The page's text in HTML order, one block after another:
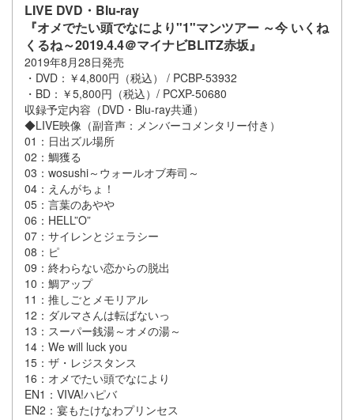
LIVE DVD・Blu-ray
『オメでたい頭でなにより"1"マンツアー ～今 いくね
くるね～2019.4.4＠マイナビBLITZ赤坂』
2019年8月28日発売
・DVD：￥4,800円（税込） / PCBP-53932
・BD：￥5,800円（税込）/ PCXP-50680
収録予定内容（DVD・Blu-ray共通）
◆LIVE映像（副音声：メンバーコメンタリー付き）
01：日出ズル場所
02：鯛獲る
03：wosushi～ウォールオブ寿司～
04：えんがちょ！
05：言葉のあやや
06：HELL”O”
07：サイレンとジェラシー
08：ピ
09：終わらない恋からの脱出
10：鯛アップ
11：推しごとメモリアル
12：ダルマさんは転ばないっ
13：スーパー銭湯～オメの湯～
14：We will luck you
15：ザ・レジスタンス
16：オメでたい頭でなにより
EN1：VIVA!ハピバ
EN2：宴もたけなわプリンセス